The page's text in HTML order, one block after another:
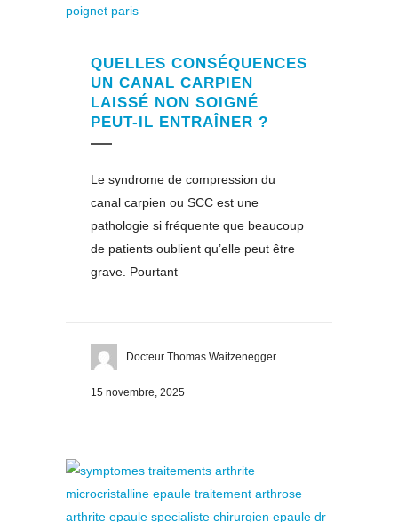
QUELLES CONSÉQUENCES
UN CANAL CARPIEN
LAISSÉ NON SOIGNÉ
PEUT-IL ENTRAÎNER ?
Le syndrome de compression du
canal carpien ou SCC est une
pathologie si fréquente que beaucoup
de patients oublient qu’elle peut être
grave. Pourtant
Docteur Thomas Waitzenegger
15 novembre, 2025